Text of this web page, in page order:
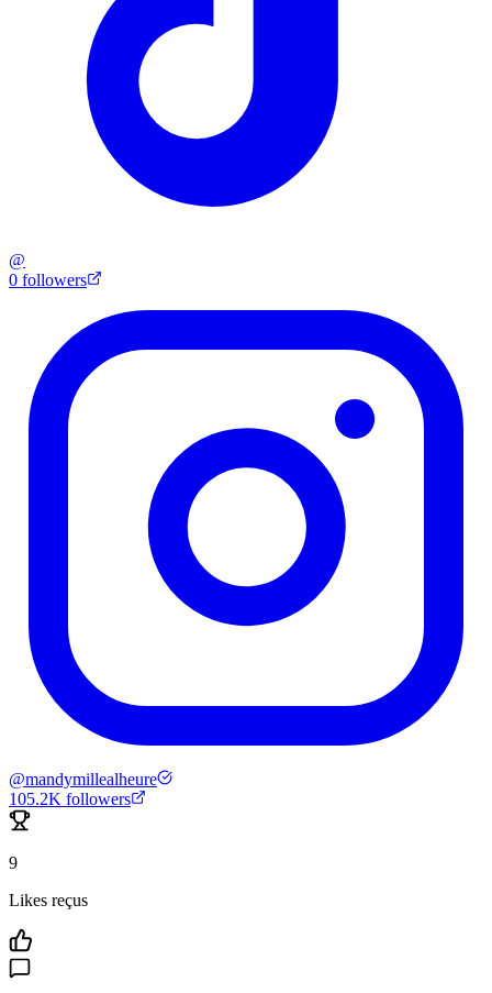
@
0 followers
@mandymillealheure
105.2K followers
9
Likes reçus